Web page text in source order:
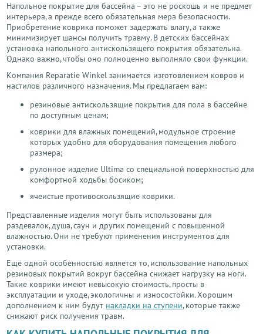
Напольное покрытие для бассейна – это не роскошь и не предмет
интерьера, а прежде всего обязательная мера безопасности.
Приобретение коврика поможет задержать влагу, а также
минимизирует шансы получить травму. В детских бассейнах
установка напольного антискользящего покрытия обязательна.
Однако важно, чтобы оно полноценно выполняло свои функции.
Компания Reparatie Winkel занимается изготовлением ковров и
настилов различного назначения. Мы предлагаем вам:
резиновые антискользящие покрытия для пола в бассейне
по доступным ценам;
коврики для влажных помещений, модульное строение
которых удобно для оборудования помещения любого
размера;
рулонное изделие Ultima со специальной поверхностью для
комфортной ходьбы босиком;
ячеистые противоскользящие коврики.
Представленные изделия могут быть использованы для
раздевалок, душа, саун и других помещений с повышенной
влажностью. Они не требуют применения инструментов для
установки.
Ещё одной особенностью является то, использование напольных
резиновых покрытий вокруг бассейна снижает нагрузку на ноги.
Такие коврики имеют невысокую стоимость, просты в
эксплуатации и уходе, экологичны и износостойки. Хорошим
дополнением к ним будут накладки на ступени, которые также
снижают риск получения травм.